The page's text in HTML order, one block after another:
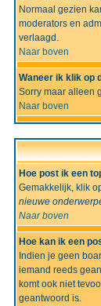
Normaal gezien
moderators en
verlaagd.
Naar boven
Waneer ik klik op
Sorry maar alleen
Naar boven
Hoe post ik een
Gemakkelijk, klik
nieuwe
Naar boven
Hoe kan ik een
Indien je geen
iemand reeds
komt ook niet
geantwoord is.